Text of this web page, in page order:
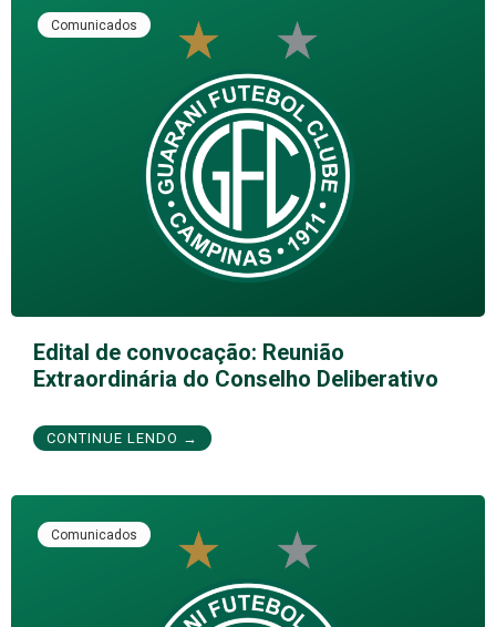
Comunicados
Edital de convocação: Reunião
Extraordinária do Conselho Deliberativo
CONTINUE LENDO →
Comunicados